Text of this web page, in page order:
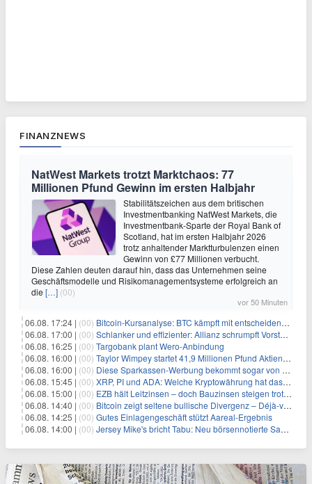
FINANZNEWS
NatWest Markets trotzt Marktchaos: 77
Millionen Pfund Gewinn im ersten Halbjahr
Stabilitätszeichen aus dem britischen
Investmentbanking NatWest Markets, die
Investmentbank-Sparte der Royal Bank of
Scotland, hat im ersten Halbjahr 2026
trotz anhaltender Marktturbulenzen einen
Gewinn von £77 Millionen verbucht.
Diese Zahlen deuten darauf hin, dass das Unternehmen seine
Geschäftsmodelle und Risikomanagementsysteme erfolgreich an
die […] (00)
vor 50 Minuten
06.08. 17:24 | (00) Bitcoin-Kursanalyse: BTC kämpft mit entscheidender $65K-Hürde, während sich ein Liquidationscluster aufbaut
06.08. 17:00 | (00) Schlanker und effizienter: Allianz schrumpft Vorstand auf 8 Köpfe – das steckt dahinter
06.08. 16:25 | (00) Targobank plant Wero-Anbindung
06.08. 16:00 | (00) Taylor Wimpey startet 41,9 Millionen Pfund Aktienrückkauf – was Anleger wissen müssen
06.08. 16:00 | (00) Diese Sparkassen-Werbung bekommt sogar von der Konkurrenz Lob
06.08. 15:45 | (00) XRP, PI und ADA: Welche Kryptowährung hat das größte Potenzial im nächsten Bullenmarkt?
06.08. 15:00 | (00) EZB hält Leitzinsen – doch Bauzinsen steigen trotzdem: Das Nahost-Problem für Immobilienkäufer
06.08. 14:40 | (00) Bitcoin zeigt seltene bullische Divergenz – Déjà-vu für BTC?
06.08. 14:25 | (00) Gutes Einlagengeschäft stützt Aareal-Ergebnis
06.08. 14:00 | (00) Jersey Mike's bricht Tabu: Neu börsennotierte Sandwich-Kette startet Millionen-Offensive in digitales Marketing